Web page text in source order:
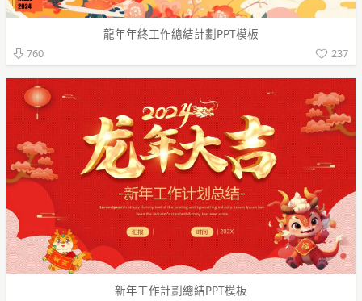
龍年年終工作總結計劃PPT模板
760 237
新年工作計劃總結PPT模板